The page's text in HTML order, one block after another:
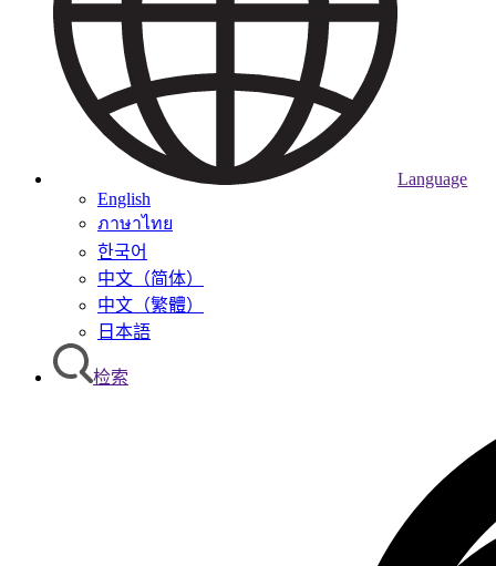
Language
English
ภาษาไทย
한국어
中文（简体）
中文（繁體）
日本語
检索